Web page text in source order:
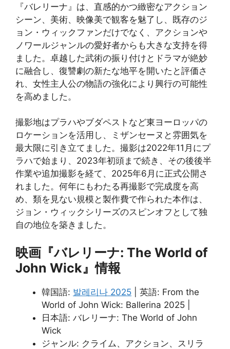
『バレリーナ』は、直感的かつ緻密なアクション
シーン、美術、映像美で観客を魅了し、既存のジ
ョン・ウィックファンだけでなく、アクションや
ノワールジャンルの愛好者からも大きな支持を得
ました。卓越した武術の振り付けとドラマが絶妙
に融合し、復讐劇の新たな地平を開いたと評価さ
れ、女性主人公の物語の強化により興行の可能性
を高めました。
撮影地はプラハやブダペストなど東ヨーロッパの
ロケーションを活用し、ミザンセーヌと雰囲気を
最大限に引き立てました。撮影は2022年11月にプ
ラハで始まり、2023年初頭まで続き、その後後半
作業や追加撮影を経て、2025年6月に正式公開さ
れました。何年にもわたる再撮影で完成度を高
め、類を見ない規模と製作費で作られた本作は、
ジョン・ウィックシリーズのスピンオフとして独
自の地位を築きました。
映画『バレリーナ: The World of
John Wick』情報
韓国語: 발레리나 2025 | 英語: From the
World of John Wick: Ballerina 2025 |
日本語: バレリーナ: The World of John
Wick
ジャンル: クライム、アクション、スリラ